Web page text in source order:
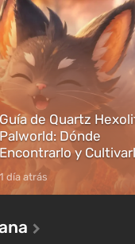
caigan las bombas n...
Guía de Quartz
Palworld: Dónde
Encontrarlo y
1 día atrás